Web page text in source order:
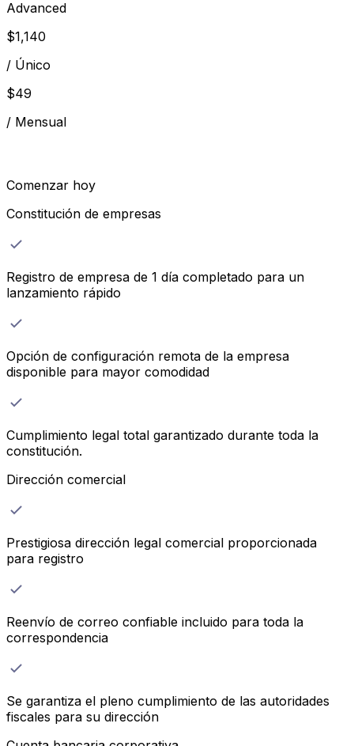
Advanced
$1,140
/ Único
$49
/ Mensual
Comenzar hoy
Constitución de empresas
Registro de empresa de 1 día completado para un
lanzamiento rápido
Opción de configuración remota de la empresa
disponible para mayor comodidad
Cumplimiento legal total garantizado durante toda la
constitución.
Dirección comercial
Prestigiosa dirección legal comercial proporcionada
para registro
Reenvío de correo confiable incluido para toda la
correspondencia
Se garantiza el pleno cumplimiento de las autoridades
fiscales para su dirección